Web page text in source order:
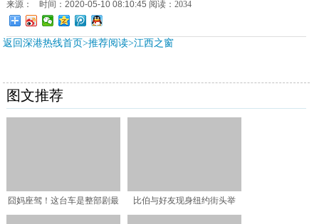
来源： 时间：2020-05-10 08:10:45 阅读：2034
返回深港热线首页>推荐阅读>江西之窗
图文推荐
囧妈座驾！这台车是整部剧最
比伯与好友现身纽约街头举